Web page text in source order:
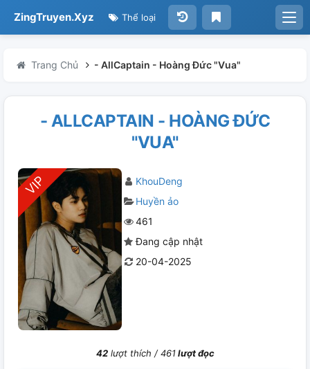
ZingTruyen.Xyz Thể loại
Trang Chủ - AllCaptain - Hoàng Đức "Vua"
- ALLCAPTAIN - HOÀNG ĐỨC
"VUA"
KhouDeng
Huyền ảo
461
Đang cập nhật
20-04-2025
42lượt thích /461lượt đọc